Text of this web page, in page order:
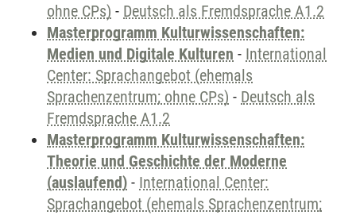
ohne CPs) - Deutsch als Fremdsprache A1.2
Masterprogramm Kulturwissenschaften:
Medien und Digitale Kulturen - International
Center: Sprachangebot (ehemals
Sprachenzentrum; ohne CPs) - Deutsch als
Fremdsprache A1.2
Masterprogramm Kulturwissenschaften:
Theorie und Geschichte der Moderne
(auslaufend) - International Center:
Sprachangebot (ehemals Sprachenzentrum;